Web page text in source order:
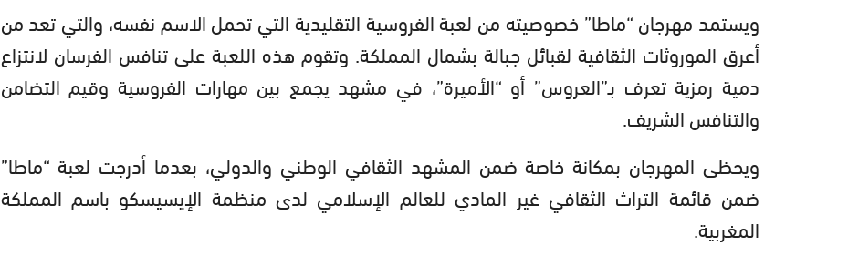
ويستمد مهرجان “ماطا” خصوصيته من لعبة الفروسية التقليدية التي تحمل الاسم نفسه، والتي تعد من
أعرق الموروثات الثقافية لقبائل جبالة بشمال المملكة. وتقوم هذه اللعبة على تنافس الفرسان لانتزاع
دمية رمزية تعرف بـ”العروس” أو “الأميرة”، في مشهد يجمع بين مهارات الفروسية وقيم التضامن
والتنافس الشريف.
ويحظى المهرجان بمكانة خاصة ضمن المشهد الثقافي الوطني والدولي، بعدما أدرجت لعبة “ماطا”
ضمن قائمة التراث الثقافي غير المادي للعالم الإسلامي لدى منظمة الإيسيسكو باسم المملكة
المغربية.